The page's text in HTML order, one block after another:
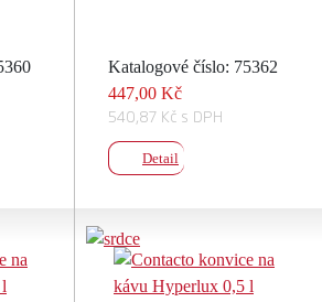
Katalogové číslo: 75362
447,00 Kč
540,87 Kč s DPH
Detail